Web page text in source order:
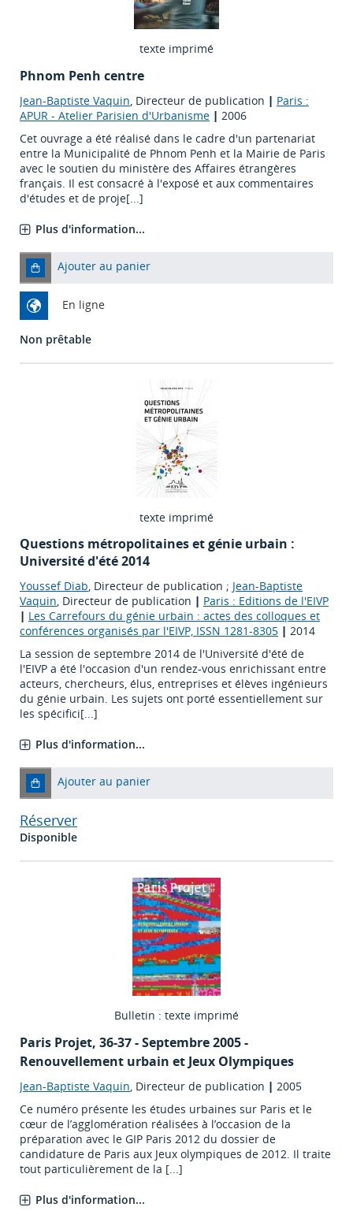
texte imprimé
Phnom Penh centre
Jean-Baptiste Vaquin, Directeur de publication | Paris :
APUR - Atelier Parisien d'Urbanisme | 2006
Cet ouvrage a été réalisé dans le cadre d'un partenariat
entre la Municipalité de Phnom Penh et la Mairie de Paris
avec le soutien du ministère des Affaires étrangères
français. Il est consacré à l'exposé et aux commentaires
d'études et de proje[...]
Plus d'information...
Ajouter au panier
En ligne
Non prêtable
texte imprimé
Questions métropolitaines et génie urbain :
Université d'été 2014
Youssef Diab, Directeur de publication ; Jean-Baptiste
Vaquin, Directeur de publication | Paris : Editions de l'EIVP
| Les Carrefours du génie urbain : actes des colloques et
conférences organisés par l'EIVP, ISSN 1281-8305 | 2014
La session de septembre 2014 de l'Université d'été de
l'EIVP a été l'occasion d'un rendez-vous enrichissant entre
acteurs, chercheurs, élus, entreprises et élèves ingénieurs
du génie urbain. Les sujets ont porté essentiellement sur
les spécifici[...]
Plus d'information...
Ajouter au panier
Réserver
Disponible
Bulletin : texte imprimé
Paris Projet, 36-37 - Septembre 2005 -
Renouvellement urbain et Jeux Olympiques
Jean-Baptiste Vaquin, Directeur de publication | 2005
Ce numéro présente les études urbaines sur Paris et le
cœur de l’agglomération réalisées à l’occasion de la
préparation avec le GIP Paris 2012 du dossier de
candidature de Paris aux Jeux olympiques de 2012. Il traite
tout particulièrement de la [...]
Plus d'information...